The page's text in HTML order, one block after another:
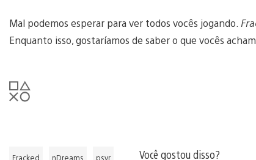
Mal podemos esperar para ver todos vocês jogando.
Enquanto isso, gostaríamos de saber o que vocês
Fracked nDreams psvr
Você gostou disso?